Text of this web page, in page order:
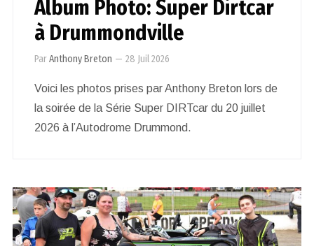
Album Photo: Super Dirtcar
à Drummondville
ParAnthony Breton — 28 Juil 2026
Voici les photos prises par Anthony Breton lors de
la soirée de la Série Super DIRTcar du 20 juillet
2026 à l’Autodrome Drummond.